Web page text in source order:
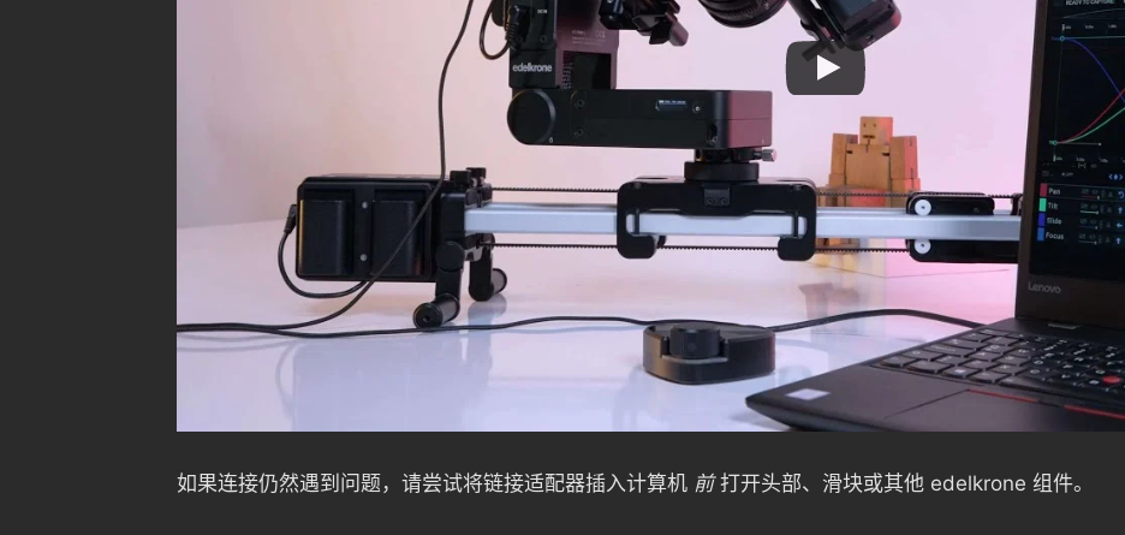
如果连接仍然遇到问题，请尝试将链接适配器插入计算机 前打开头部、滑块或其他 edelkrone 组件。